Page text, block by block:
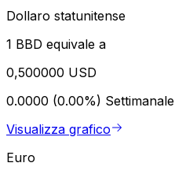
Dollaro statunitense
1 BBD equivale a
0,500000 USD
0.0000 (0.00%) Settimanale
Visualizza grafico
Euro